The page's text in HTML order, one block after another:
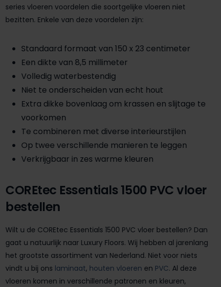
series vloeren voordelen die soortgelijke vloeren niet
bezitten. Enkele van deze voordelen zijn:
Standaard formaat van 150 x 23 centimeter
Een dikte van 8,5 millimeter
Volledig waterbestendig
Niet te onderscheiden van echt hout
Extra dikke bovenlaag om krassen en slijtage te
voorkomen
Te combineren met diverse interieurstijlen
Op twee verschillende manieren te leggen
Verkrijgbaar in zes warme kleuren
COREtec Essentials 1500 PVC vloer
bestellen
Wilt u de COREtec Essentials 1500 PVC vloer bestellen? Dan
gaat u natuurlijk naar Luxury Floors. Wij hebben al jarenlang
het grootste assortiment van Nederland. Niet voor niets
vindt u bij ons laminaat, houten vloeren en PVC. Al deze
vloeren komen in verschillende patronen en kleuren,